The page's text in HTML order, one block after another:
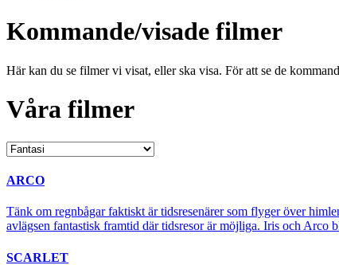
Kommande/visade filmer
Här kan du se filmer vi visat, eller ska visa. För att se de
Våra filmer
ARCO
Tänk om regnbågar faktiskt är tidsresenärer som flyger över
avlägsen fantastisk framtid där tidsresor är möjliga. Iris och
SCARLET